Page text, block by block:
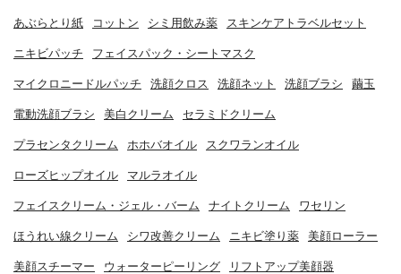
あぶらとり紙 コットン シミ用飲み薬 スキンケアトラベルセット
ニキビパッチ フェイスパック・シートマスク
マイクロニードルパッチ 洗顔クロス 洗顔ネット 洗顔ブラシ 繭玉
電動洗顔ブラシ 美白クリーム セラミドクリーム
プラセンタクリーム ホホバオイル スクワランオイル
ローズヒップオイル マルラオイル
フェイスクリーム・ジェル・バーム ナイトクリーム ワセリン
ほうれい線クリーム シワ改善クリーム ニキビ塗り薬 美顔ローラー
美顔スチーマー ウォーターピーリング リフトアップ美顔器